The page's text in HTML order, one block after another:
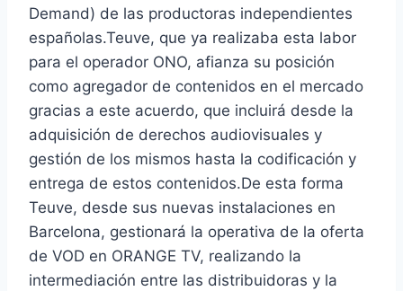
Demand) de las productoras independientes
españolas.Teuve, que ya realizaba esta labor
para el operador ONO, afianza su posición
como agregador de contenidos en el mercado
gracias a este acuerdo, que incluirá desde la
adquisición de derechos audiovisuales y
gestión de los mismos hasta la codificación y
entrega de estos contenidos.De esta forma
Teuve, desde sus nuevas instalaciones en
Barcelona, gestionará la operativa de la oferta
de VOD en ORANGE TV, realizando la
intermediación entre las distribuidoras y la